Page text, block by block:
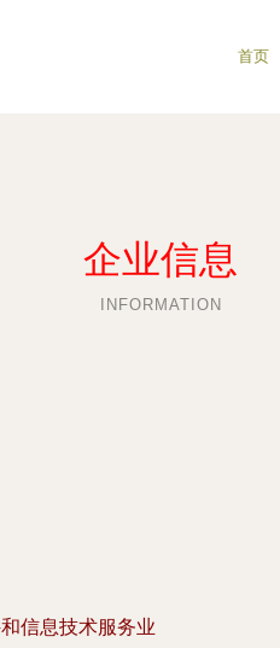
首页
企业信息
INFORMATION
信息技术服务业